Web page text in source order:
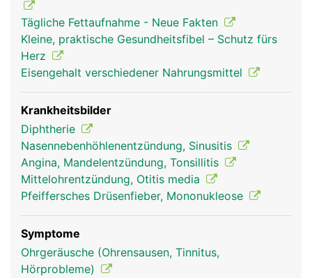
die Abwehrkräfte. Bei Kindern sind sie noch
grösser, später schrumpfen sie.
Tägliche Fettaufnahme - Neue Fakten
Kleine, praktische Gesundheitsfibel – Schutz fürs
Herz
Eisengehalt verschiedener Nahrungsmittel
Krankheitsbilder
Diphtherie
Nasennebenhöhlenentzündung, Sinusitis
Angina, Mandelentzündung, Tonsillitis
Mittelohrentzündung, Otitis media
Pfeiffersches Drüsenfieber, Mononukleose
Symptome
Ohrgeräusche (Ohrensausen, Tinnitus,
Hörprobleme)